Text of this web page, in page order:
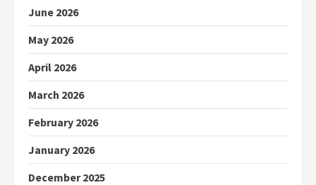
June 2026
May 2026
April 2026
March 2026
February 2026
January 2026
December 2025